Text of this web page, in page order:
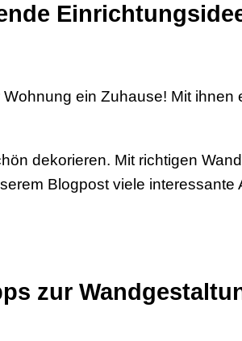
ein Zuhause! Mit
dekorieren. Mit richtigen
Blogpost viele
zur